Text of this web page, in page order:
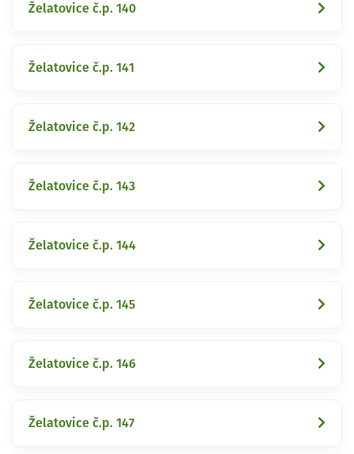
Želatovice č.p. 140
Želatovice č.p. 141
Želatovice č.p. 142
Želatovice č.p. 143
Želatovice č.p. 144
Želatovice č.p. 145
Želatovice č.p. 146
Želatovice č.p. 147